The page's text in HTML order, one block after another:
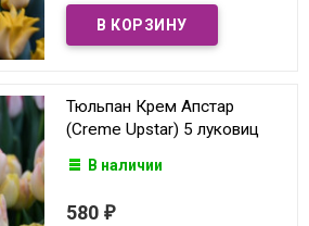
Тюльпан Крем Апстар
(Creme Upstar) 5 луковиц
В наличии
580 ₽